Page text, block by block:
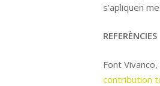
s’apliquen
REFERÈNCIES
Font
contribution